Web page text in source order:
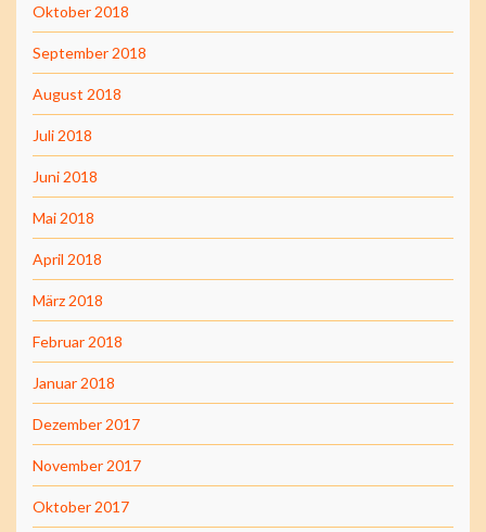
Oktober 2018
September 2018
August 2018
Juli 2018
Juni 2018
Mai 2018
April 2018
März 2018
Februar 2018
Januar 2018
Dezember 2017
November 2017
Oktober 2017